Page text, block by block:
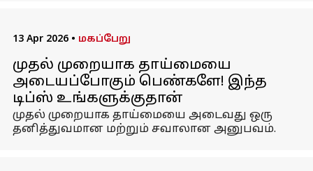
13 Apr 2026 • மகப்பேறு
முதல் முறையாக தாய்மையை
அடையப்போகும் பெண்களே! இந்த
டிப்ஸ் உங்களுக்குதான்
முதல் முறையாக தாய்மையை அடைவது ஒரு
தனித்துவமான மற்றும் சவாலான அனுபவம்.